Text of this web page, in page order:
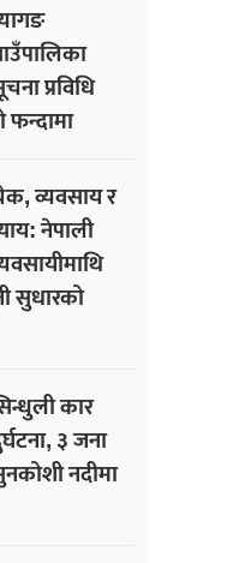
प्रविधि
व्यवसाय र
नेपाली
सुधारको
कार
३ जना
नदीमा